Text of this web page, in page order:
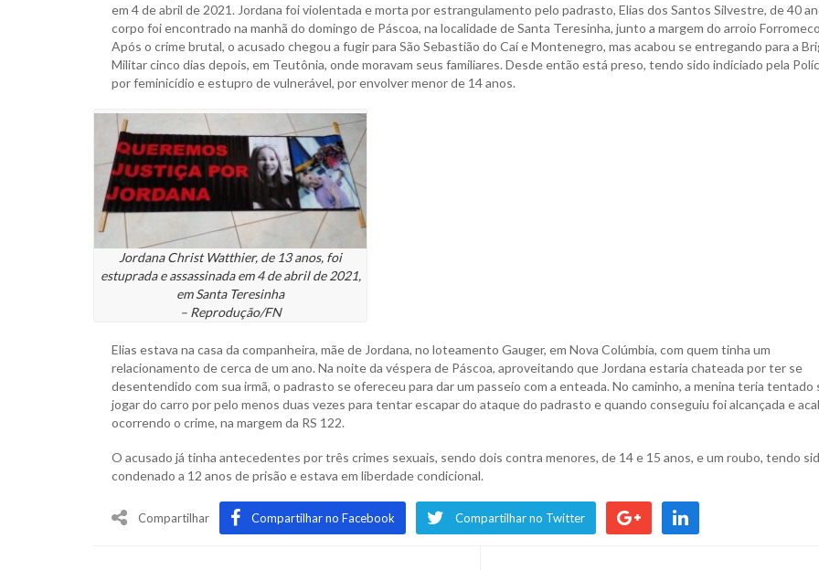
em 4 de abril de 2021. Jordana foi violentada e morta por estrangulamento pelo padrasto, Elias dos Santos Silvestre, de 40
corpo foi encontrado na manhã do domingo de Páscoa, na localidade de Santa Teresinha, junto a margem do arroio
Após o crime brutal, o acusado chegou a fugir para São Sebastião do Caí e Montenegro, mas acabou se entregando para a
Militar cinco dias depois, em Teutônia, onde moravam seus familiares. Desde então está preso, tendo sido indiciado pela
por feminicídio e estupro de vulnerável, por envolver menor de 14 anos.
Jordana Christ Watthier, de 13 anos, foi
estuprada e assassinada em 4 de abril de 2021,
em Santa Teresinha
– Reprodução/FN
Elias estava na casa da companheira, mãe de Jordana, no loteamento Gauger, em Nova Colúmbia, com quem tinha um
relacionamento de cerca de um ano. Na noite da véspera de Páscoa, aproveitando que Jordana estaria chateada por ter se
desentendido com sua irmã, o padrasto se ofereceu para dar um passeio com a enteada. No caminho, a menina teria tentado
jogar do carro por pelo menos duas vezes para tentar escapar do ataque do padrasto e quando conseguiu foi alcançada e
ocorrendo o crime, na margem da RS 122.
O acusado já tinha antecedentes por três crimes sexuais, sendo dois contra menores, de 14 e 15 anos, e um roubo, tendo
condenado a 12 anos de prisão e estava em liberdade condicional.
Compartilhar Compartilhar no Facebook Compartilhar no Twitter